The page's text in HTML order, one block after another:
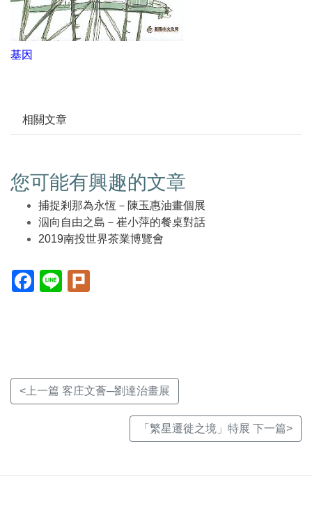
基因
相關文章
您可能有興趣的文章
捕捉剎那為永恆－陳玉惠油畫個展
泅向自由之島－崔小萍的餐桌對話
2019南投世界茶業博覽會
Facebook(另
開
Line(另
開
<上一篇 客庄文薈─劉達治畫展
「繁星遷徙之境」特展 下一篇>